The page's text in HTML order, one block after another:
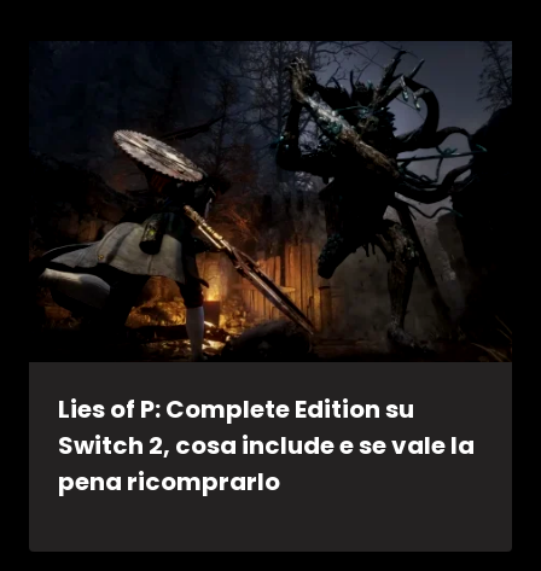
Lies of P: Complete Edition su
Switch 2, cosa include e se vale la
pena ricomprarlo